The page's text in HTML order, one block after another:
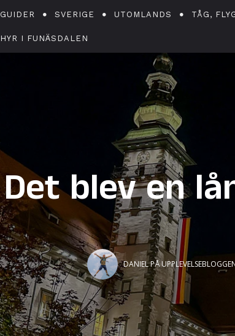
GUIDER SVERIGE UTOMLANDS TÅG,
HYR I FUNÄSDALEN
Det blev en
DANIEL PÅ